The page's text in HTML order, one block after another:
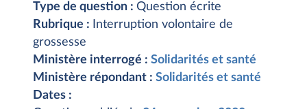
Type de question : Question écrite
Rubrique :
Interruption volontaire de
grossesse
Ministère interrogé : Solidarités et santé
Ministère répondant : Solidarités et santé
Dates :